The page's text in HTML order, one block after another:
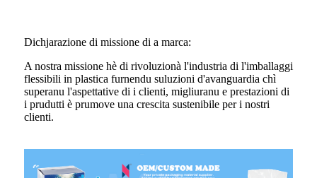
Dichjarazione di missione di a marca:
A nostra missione hè di rivoluzionà l'industria di l'imballaggi
flessibili in plastica furnendu suluzioni d'avanguardia chì
superanu l'aspettative di i clienti, migliuranu e prestazioni di
i prudutti è prumove una crescita sustenibile per i nostri
clienti.